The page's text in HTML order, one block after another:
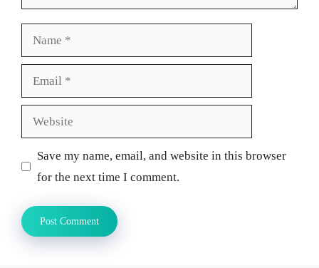
Website
Save my name, email, and website in this browser
for the next time I comment.